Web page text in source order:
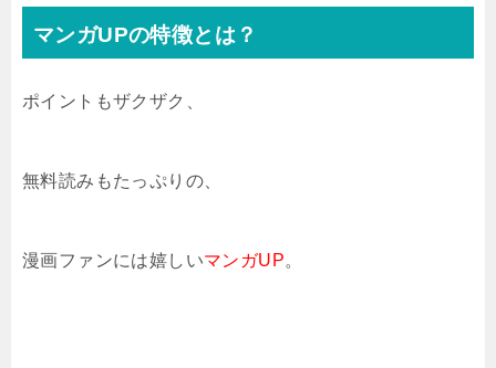
マンガUPの特徴とは？
ポイントもザクザク、
無料読みもたっぷりの、
漫画ファンには嬉しいマンガUP。